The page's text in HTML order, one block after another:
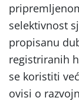
selektivnost
propisanu
registriranih
se koristiti
ovisi o